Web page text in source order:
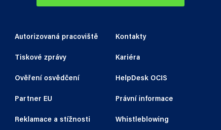
Autorizovaná pracoviště Kontakty
Tiskové zprávy Kariéra
Ověření osvědčení HelpDesk OCIS
Partner EU Právní informace
Reklamace a stížnosti Whistleblowing